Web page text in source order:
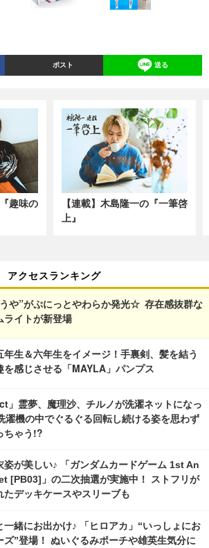
ポスト 送る
趣味の
【連載】木島隆一の『一筆啓
上』
アクセスランキング
や”がぷにっとやわらか発光☆ 存在感抜群な
ライトが新登場
年生＆六年生をイメージ！手裏剣、髪を結う
感じさせる「MAYLA」パンプス
」霊夢、魔理沙、チルノが洗濯ネットになっ
濯機の中でぐるぐる回転し続ける姿を思わず
ちゃう!?
姿が美しい♪ 「ガンダムカードゲーム 1st An
[PB03]」の二次抽選が実施中！ ストフリが
たデッキケースやスリーブも
一緒にお出かけ♪ 「ヒロアカ」“いっしょにお
ズ”登場！ ぬいぐるみポーチや雄英生気分に